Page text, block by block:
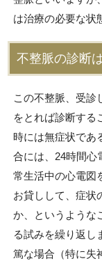
は治療の必要な状
不整脈の診断
この不整脈、受診
をとれば診断する
時には無症状であ
合には、24時間心
常生活中の心電図
お貸しして、症状
か、というような
る試みを繰り返し
篤な場合（特に失